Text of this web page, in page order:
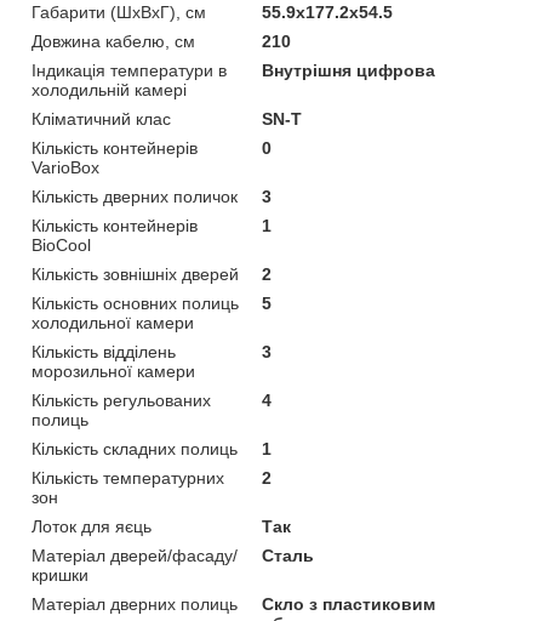
Габарити (ШхВхГ), см
55.9x177.2x54.5
Довжина кабелю, см
210
Індикація температури в
холодильній камері
Внутрішня цифрова
Кліматичний клас
SN-T
Кількість контейнерів
VarioBox
0
Кількість дверних поличок
3
Кількість контейнерів
BioCool
1
Кількість зовнішніх дверей
2
Кількість основних полиць
холодильної камери
5
Кількість відділень
морозильної камери
3
Кількість регульованих
полиць
4
Кількість складних полиць
1
Кількість температурних
зон
2
Лоток для яєць
Так
Матеріал дверей/фасаду/
кришки
Сталь
Матеріал дверних полиць
Скло з пластиковим